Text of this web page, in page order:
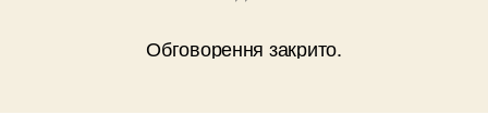
Обговорення закрито.